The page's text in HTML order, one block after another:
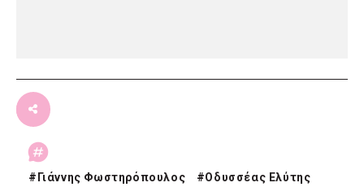
# Γιάννης Φωστηρόπουλος #Οδυσσέας Ελύτης